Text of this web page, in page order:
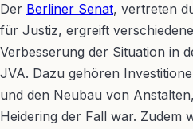
Der Berliner Senat, vertreten
für Justiz, ergreift
Verbesserung der Situation in
JVA. Dazu gehören
und den Neubau von
Heidering der Fall war. Zudem